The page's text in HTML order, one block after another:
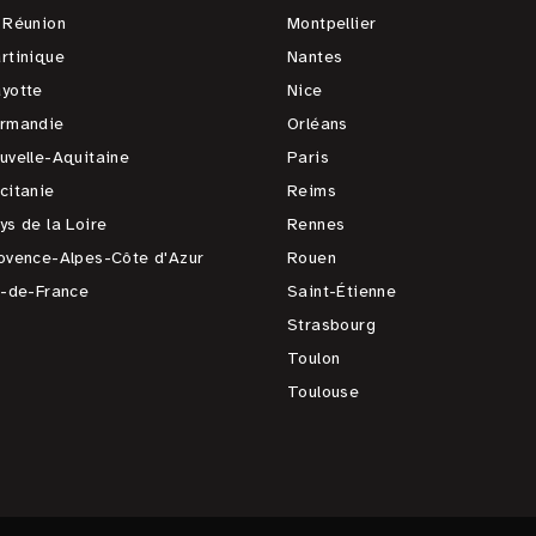
Aquitaine
de la Loire
Alpes-Côte d'Azur
de-France
Montpellier
Nantes
Nice
Orléans
Paris
Reims
Rennes
Rouen
Saint-Étienne
Strasbourg
Toulon
Toulouse